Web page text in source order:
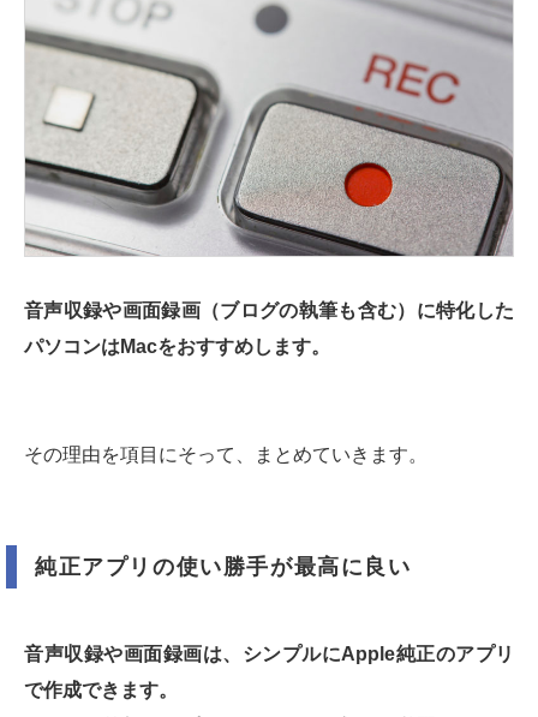
音声収録や画面録画（ブログの執筆も含む）に特化した
パソコンはMacをおすすめします。
その理由を項目にそって、まとめていきます。
純正アプリの使い勝手が最高に良い
音声収録や画面録画は、シンプルにApple純正のアプリ
で作成できます。